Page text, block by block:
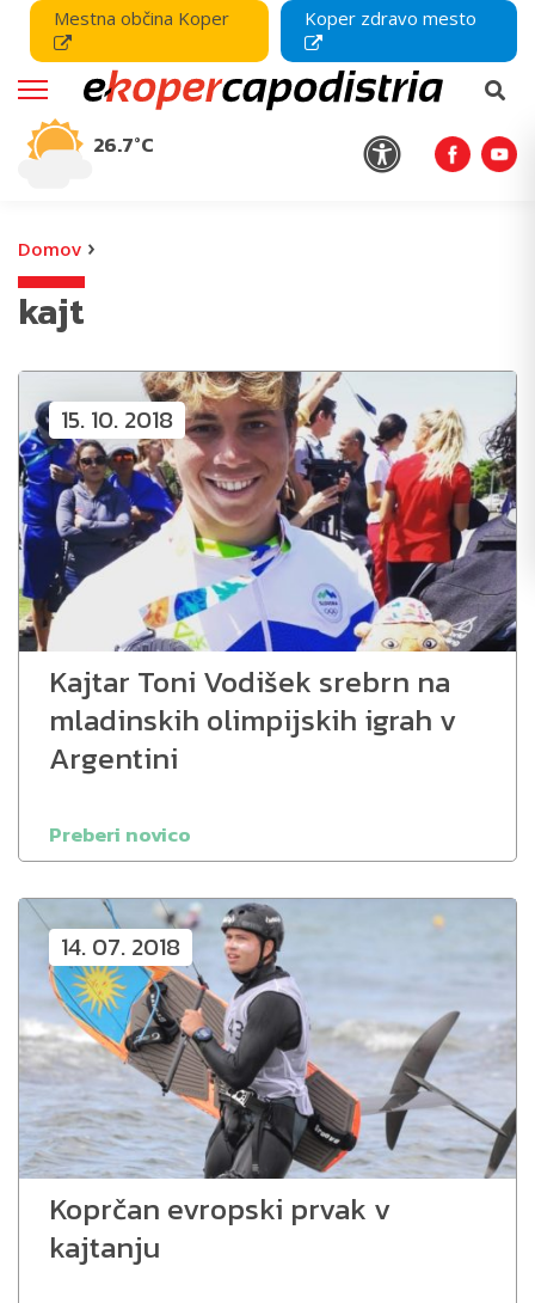
Mestna občina Koper Koper zdravo mesto
26.7°C
Domov ›
kajt
15. 10. 2018
Kajtar Toni Vodišek srebrn na
mladinskih olimpijskih igrah v
Argentini
Preberi novico
14. 07. 2018
Koprčan evropski prvak v
kajtanju